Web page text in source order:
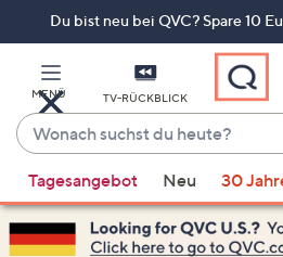
Du bist neu bei QVC? Spare 10
MENÜ TV-RÜCKBLICK
Wonach
suchst
du
heute?
Vorschläge
verfügbar
sind,
Tagesangebot Neu 30